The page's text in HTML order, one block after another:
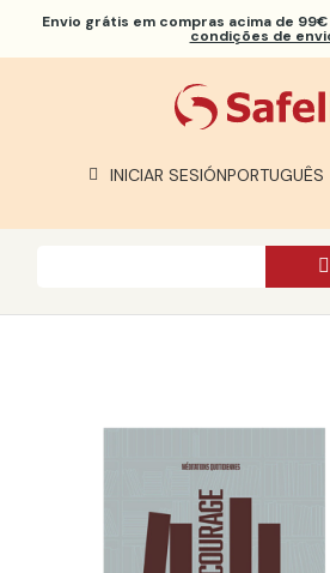
Envio grátis em compras acima de
condições de
INICIAR SESIÓNPORTUGUÊS
SOBRE NÓS